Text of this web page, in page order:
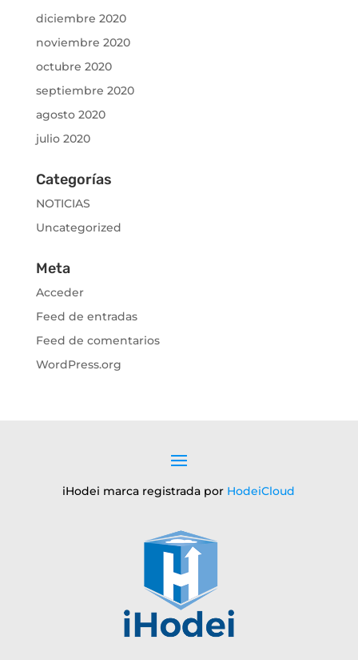
diciembre 2020
noviembre 2020
octubre 2020
septiembre 2020
agosto 2020
julio 2020
Categorías
NOTICIAS
Uncategorized
Meta
Acceder
Feed de entradas
Feed de comentarios
WordPress.org
iHodei marca registrada por HodeiCloud